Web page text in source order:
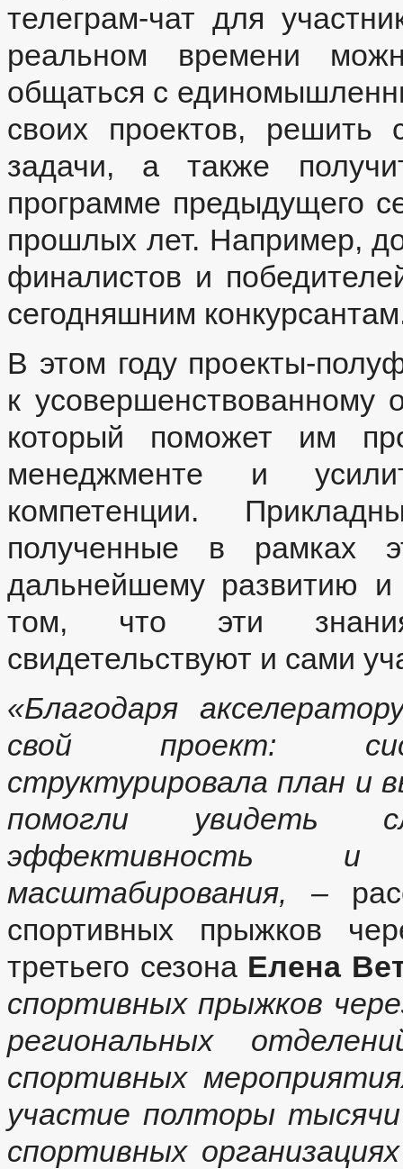
телеграм-чат для
реальном времени
общаться с
своих проектов, решить
задачи, а также
программе предыдущего
прошлых лет. Например,
финалистов и
сегодняшним
В этом году проекты-
к усовершенствованному
который поможет им
менеджменте и
компетенции.
полученные в рамках
дальнейшему развитию
том, что эти знания
свидетельствуют и сами
«Благодаря
свой проект:
структурировала план и
помогли увидеть
эффективность
масштабирования, –
спортивных прыжков
третьего сезона Елена
спортивных прыжков
региональных
спортивных
участие полторы
спортивных